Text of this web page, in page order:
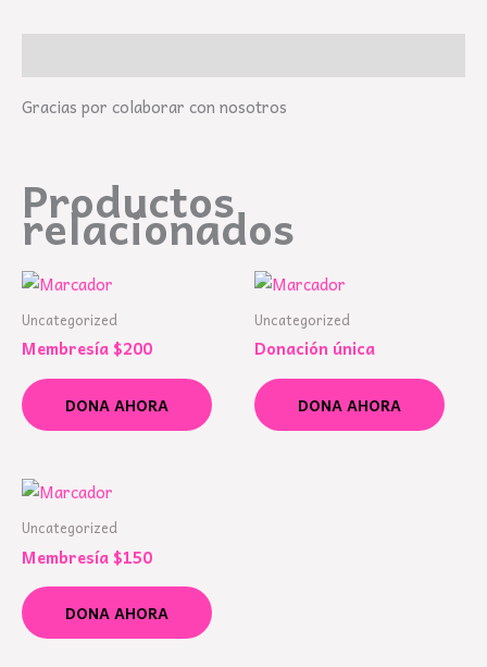
Gracias por colaborar con nosotros
Productos
relacionados
Uncategorized
Membresía $200
DONA AHORA
Uncategorized
Donación única
DONA AHORA
Uncategorized
Membresía $150
DONA AHORA